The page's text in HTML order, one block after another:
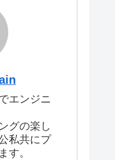
エンジニ
グの楽し
私共にプ
す。